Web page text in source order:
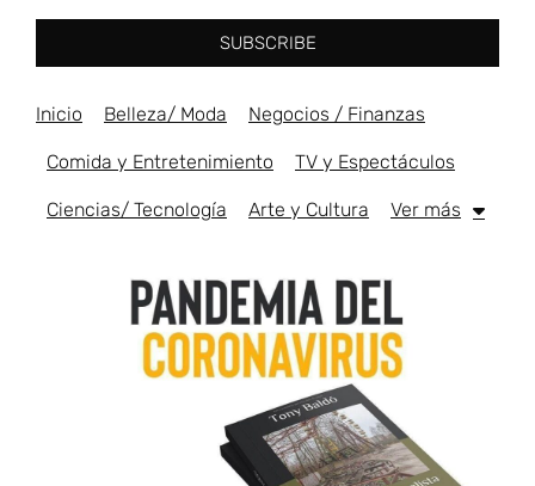
SUBSCRIBE
Inicio Belleza/ Moda Negocios / Finanzas
Comida y Entretenimiento TV y Espectáculos
Ciencias/ Tecnología Arte y Cultura Ver más